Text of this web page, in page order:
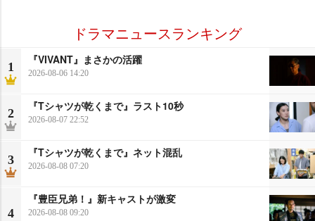
ドラマニュースランキング
1
『VIVANT』まさかの活躍
2026-08-06 14:20
2
『Tシャツが乾くまで』ラスト10秒
2026-08-07 22:52
3
『Tシャツが乾くまで』ネット混乱
2026-08-08 07:20
4
『豊臣兄弟！』新キャストが激変
2026-08-08 09:20